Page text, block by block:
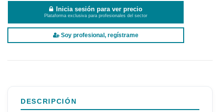
Inicia sesión para ver precio
Plataforma exclusiva para profesionales del sector
Soy profesional, regístrame
DESCRIPCIÓN